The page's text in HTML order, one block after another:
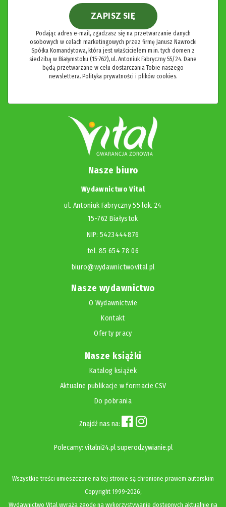
ZAPISZ SIĘ
Podając adres e-mail, zgadzasz się na przetwarzanie danych
osobowych w celach marketingowych przez firmę Janusz Nawrocki
Spółka Komandytowa, która jest właścicielem m.in. tych domen z
siedzibą w Białymstoku (15-762), ul. Antoniuk Fabryczny 55/24. Dane
będą przetwarzane w celu dostarczania Tobie naszego
newslettera. Polityka prywatności i plików cookies.
Nasze biuro
Wydawnictwo Vital
ul. Antoniuk Fabryczny 55 lok. 24
15-762 Białystok
NIP: 5423444876
tel. 85 654 78 06
biuro@wydawnictwovital.pl
Nasze wydawnictwo
O Wydawnictwie
Kontakt
Oferty pracy
Nasze książki
Katalog książek
Aktualne publikacje w formacie CSV
Do pobrania
Znajdź nas na:
Polecamy: vitalni24.pl superodzywianie.pl
Wszystkie treści umieszczone na tej stronie są chronione prawem autorskim
Copyright1999-2026;
Wydawnictwo Vital wyraża zgodę na wykorzystywanie dostępnych aktualnie na